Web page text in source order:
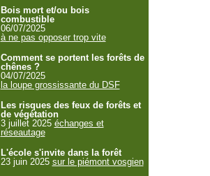
Bois mort et/ou bois
combustible
06/07/2025
à ne pas opposer trop vite
Comment se portent les forêts de
chênes ?
04/07/2025
la loupe grossissante du DSF
Les risques des feux de forêts et
de végétation
3 juillet 2025 échanges et
réseautage
L'école s'invite dans la forêt
23 juin 2025 sur le piémont vosgien